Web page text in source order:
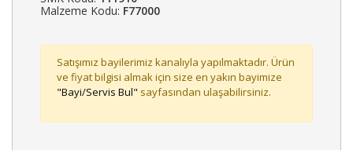
Malzeme Kodu: F77000
Satışımız bayilerimiz kanalıyla yapılmaktadır. Ürün
ve fiyat bilgisi almak için size en yakın bayimize
"Bayi/Servis Bul" sayfasından ulaşabilirsiniz.